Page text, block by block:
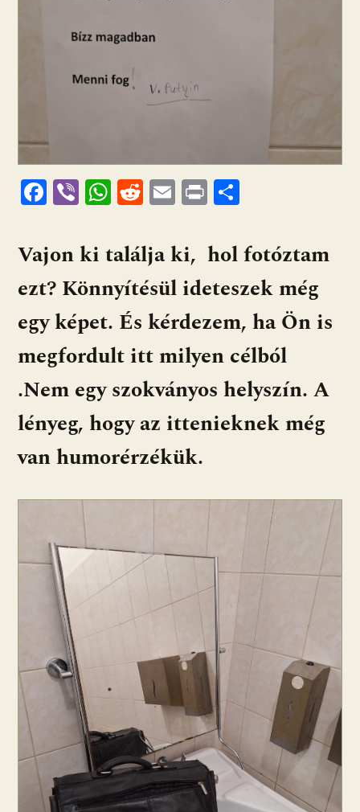
F
e
b
o
o
k
Vi
er
W
at
s
A
p
p
R
d
di
t
E
ai
l
Pr
t za
m
e
g
Vajon ki találja ki, hol fotóztam
ezt? Könnyítésül ideteszek még
egy képet. És kérdezem, ha Ön is
megfordult itt milyen célból
.Nem egy szokványos helyszín. A
lényeg, hogy az ittenieknek még
van humorérzékük.